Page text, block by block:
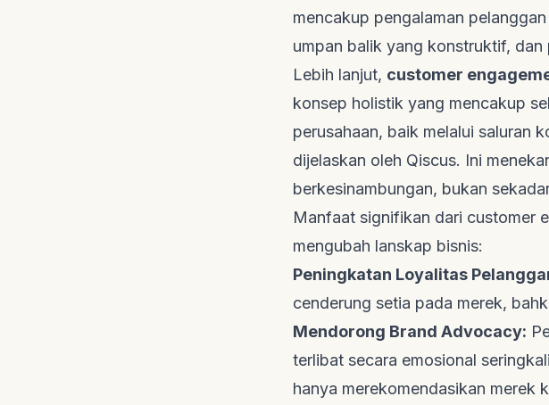
mencakup pengalaman
umpan balik yang konstruktif,
Lebih lanjut, customer
konsep holistik yang mencakup
perusahaan, baik melalui saluran
dijelaskan oleh Qiscus. Ini
berkesinambungan, bukan
Manfaat signifikan dari customer
mengubah lanskap bisnis:
Peningkatan Loyalitas
cenderung setia pada merek,
Mendorong Brand Advocacy:
terlibat secara emosional
hanya merekomendasikan merek